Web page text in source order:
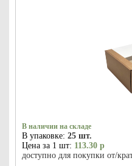
В наличии на складе
В упаковке: 25 шт.
Цена за 1 шт: 113.30 р
доступно для покупки от/